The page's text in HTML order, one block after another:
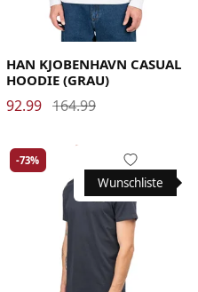
Medium Small X-Large
HAN KJOBENHAVN CASUAL
HOODIE (GRAU)
92.99 164.99
Wunschliste
-73%